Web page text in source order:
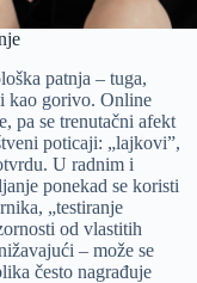
patnja – tuga,
kao gorivo. Online
pa se trenutačni afekt
poticaji: „lajkovi”,
U radnim i
ponekad se koristi
„testiranje
od vlastitih
– može se
često nagrađuje